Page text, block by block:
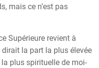
mais ce n’est pas
Supérieure revient à
la part la plus élevée
plus spirituelle de moi-